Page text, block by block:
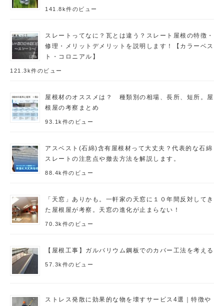
141.8k件のビュー
スレートってなに？瓦とは違う？スレート屋根の特徴・
修理・メリットデメリットを説明します！【カラーベス
ト・コロニアル】
121.3k件のビュー
屋根材のオススメは？ 種類別の相場、長所、短所。屋
根屋の考察まとめ
93.1k件のビュー
アスベスト(石綿)含有屋根材って大丈夫？代表的な石綿
スレートの注意点や撤去方法を解説します。
88.4k件のビュー
「天窓」ありかも。一軒家の天窓に１０年間反対してき
た屋根屋が考察。天窓の進化が止まらない！
70.3k件のビュー
【屋根工事】ガルバリウム鋼板でのカバー工法を考える
57.3k件のビュー
ストレス発散に効果的な物を壊すサービス4選｜特徴や